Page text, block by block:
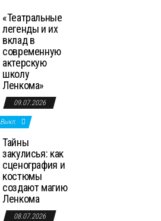
«Театральные
легенды и их
вклад в
современную
актерскую
школу
Ленкома»
09.07.2026
Выкл.
Тайны
закулисья: как
сценография и
костюмы
создают магию
Ленкома
08.07.2026